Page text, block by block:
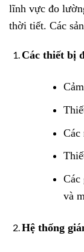
lĩnh vực đo
thời tiết. Các
Các thiết bị
Các
Các
và
Hệ thống